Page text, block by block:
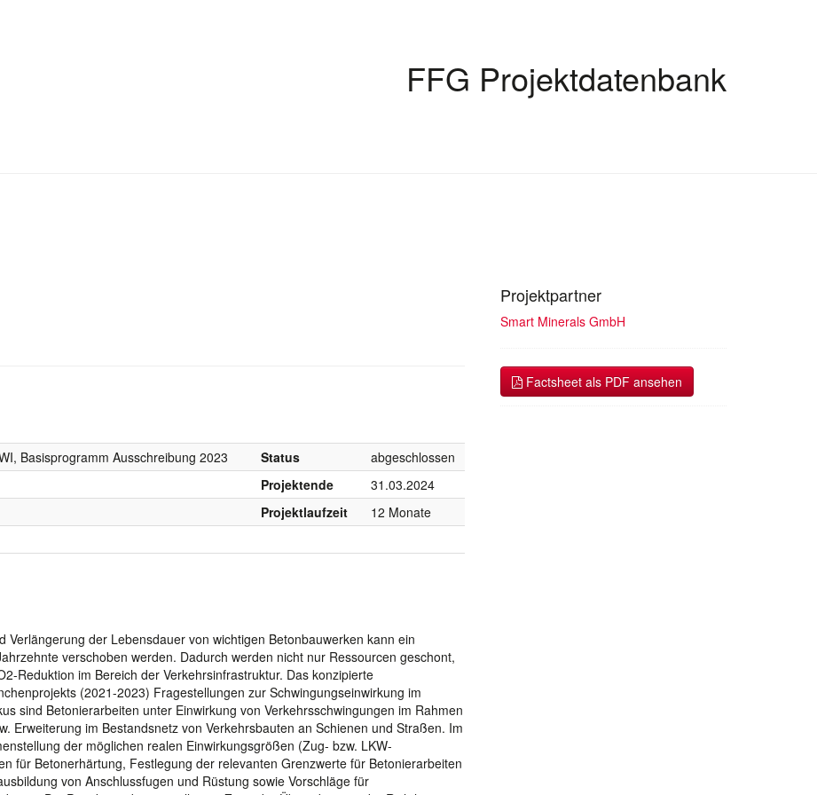
FFG Projektdatenbank
Basisprogramm Ausschreibung 2023 Status
abgeschlossen
Projektende
31.03.2024
Projektlaufzeit
12 Monate
der Lebensdauer von wichtigen Betonbauwerken kann ein
verschoben werden. Dadurch werden nicht nur Ressourcen geschont,
Reduktion im Bereich der Verkehrsinfrastruktur. Das konzipierte
(2021-2023) Fragestellungen zur Schwingungseinwirkung im
sind Betonierarbeiten unter Einwirkung von Verkehrsschwingungen im Rahmen
Erweiterung im Bestandsnetz von Verkehrsbauten an Schienen und Straßen. Im
der möglichen realen Einwirkungsgrößen (Zug- bzw. LKW-
für Betonerhärtung, Festlegung der relevanten Grenzwerte für Betonierarbeiten
von Anschlussfugen und Rüstung sowie Vorschläge für
Projektpartner
Smart Minerals GmbH
Factsheet als PDF ansehen